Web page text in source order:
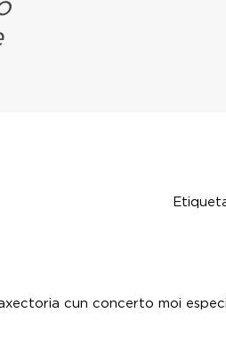
cun concerto moi